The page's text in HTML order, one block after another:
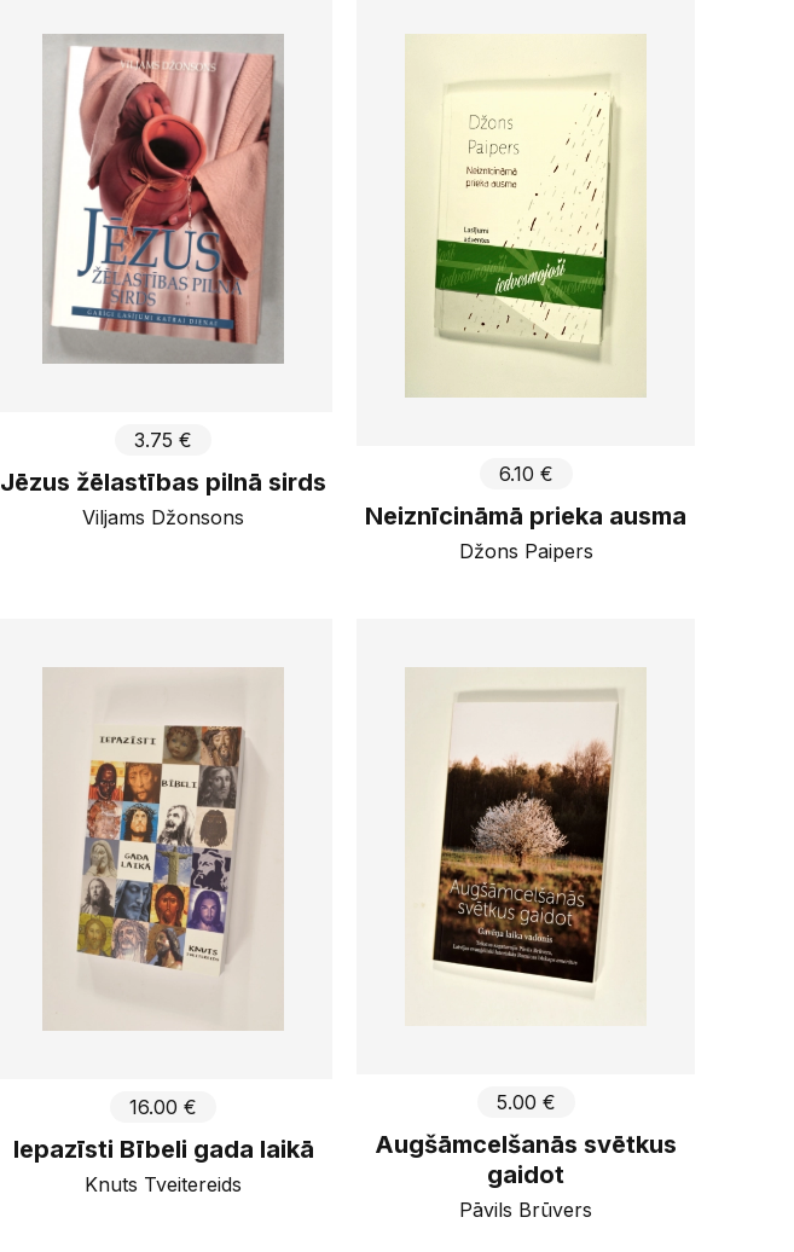
3.75 €
Jēzus žēlastības pilnā sirds
Viljams Džonsons
6.10 €
Neiznīcināmā prieka ausma
Džons Paipers
16.00 €
Iepazīsti Bībeli gada laikā
Knuts Tveitereids
5.00 €
Augšāmcelšanās svētkus
gaidot
Pāvils Brūvers